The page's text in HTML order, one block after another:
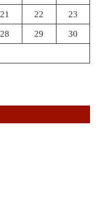
21 22 23
28 29 30